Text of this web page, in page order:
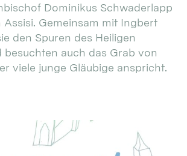
Dominikus Schwaderlapp
Assisi. Gemeinsam mit Ingbert
den Spuren des Heiligen
besuchten auch das Grab von
viele junge Gläubige anspricht.